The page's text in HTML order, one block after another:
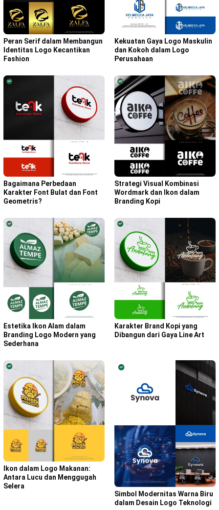
Peran Serif dalam Membangun
Identitas Logo Kecantikan
Fashion
Kekuatan Gaya Logo Maskulin
dan Kokoh dalam Logo
Perusahaan
Bagaimana Perbedaan
Karakter Font Bulat dan Font
Geometris?
Strategi Visual Kombinasi
Wordmark dan Ikon dalam
Branding Kopi
Estetika Ikon Alam dalam
Branding Logo Modern yang
Sederhana
Karakter Brand Kopi yang
Dibangun dari Gaya Line Art
Ikon dalam Logo Makanan:
Antara Lucu dan Menggugah
Selera
Simbol Modernitas Warna Biru
dalam Desain Logo Teknologi